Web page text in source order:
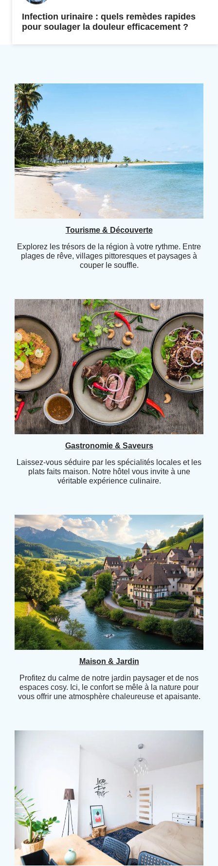
Infection urinaire : quels remèdes rapides
pour soulager la douleur efficacement ?
Tourisme & Découverte
Explorez les trésors de la région à votre rythme. Entre
plages de rêve, villages pittoresques et paysages à
couper le souffle.
Gastronomie & Saveurs
Laissez-vous séduire par les spécialités locales et les
plats faits maison. Notre hôtel vous invite à une
véritable expérience culinaire.
Maison & Jardin
Profitez du calme de notre jardin paysager et de nos
espaces cosy. Ici, le confort se mêle à la nature pour
vous offrir une atmosphère chaleureuse et apaisante.